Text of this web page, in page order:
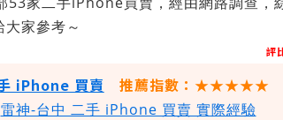
家參考～
評
iPhone 買賣 推薦指數：★★★★★
雷神-台中 二手 iPhone 買賣 實際經驗